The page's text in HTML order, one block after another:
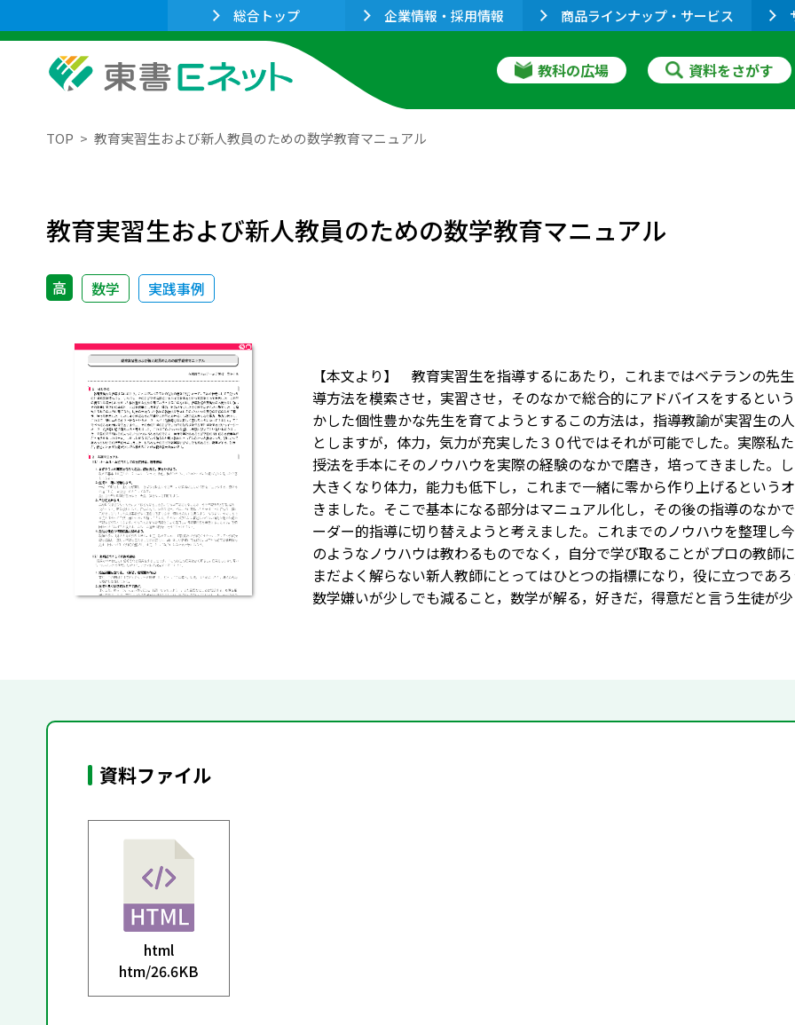
総合トップ 企業情報・採用情報 商品ラインナップ・サービス
教科の広場 資料をさがす
TOP 教育実習生および新人教員のための数学教育マニュアル
教育実習生および新人教員のための数学教育マニュアル
高 数学 実践事例
【本文より】 教育実習生を指導するにあたり，これまではベテランの先
導方法を模索させ，実習させ，そのなかで総合的にアドバイスをするとい
かした個性豊かな先生を育てようとするこの方法は，指導教諭が実習生の
としますが，体力，気力が充実した３０代ではそれが可能でした。実際私
授法を手本にそのノウハウを実際の経験のなかで磨き，培ってきました。
大きくなり体力，能力も低下し，これまで一緒に零から作り上げるという
きました。そこで基本になる部分はマニュアル化し，その後の指導のなか
ーダー的指導に切り替えようと考えました。これまでのノウハウを整理し
のようなノウハウは教わるものでなく，自分で学び取ることがプロの教師
まだよく解らない新人教師にとってはひとつの指標になり，役に立つであ
数学嫌いが少しでも減ること，数学が解る，好きだ，得意だと言う生徒が
資料ファイル
html
htm/26.6KB